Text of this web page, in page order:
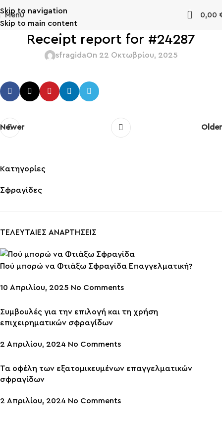
Skip to navigation
Skip to main content
Menu 0 0,00
Receipt report for #24287
sfragidaOn 22 Οκτωβρίου, 2025
Newer Older
Kατηγορίες
Σφραγίδες
ΤΕΛΕΥΤΑΙΕΣ ΑΝΑΡΤΗΣΕΙΣ
Πού μπορώ να Φτιάξω Σφραγίδα Επαγγελματική?
10 Απριλίου, 2025 No Comments
Συμβουλές για την επιλογή και τη χρήση
επιχειρηματικών σφραγίδων
2 Απριλίου, 2024 No Comments
Τα οφέλη των εξατομικευμένων επαγγελματικών
σφραγίδων
2 Απριλίου, 2024 No Comments